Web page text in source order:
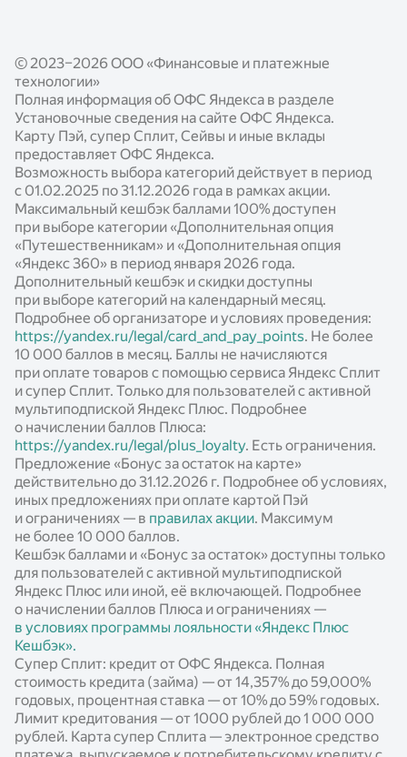
Безопасность
Подключение QR-кода
Выгода для партнёров
Готовые модули
Документация по работе с сервисами
Опыт наших партнёров
Новости
Статьи
Калькуляторы
© 2023–2026 ООО «Финансовые и платежные
технологии»
Полная информация об ОФС Яндекса в разделе
Установочные сведения на сайте ОФС Яндекса.
Карту Пэй, супер Сплит, Сейвы и иные вклады
предоставляет ОФС Яндекса.
Возможность выбора категорий действует в период
с 01.02.2025 по 31.12.2026 года в рамках акции.
Максимальный кешбэк баллами 100% доступен
при выборе категории «Дополнительная опция
«Путешественникам» и «Дополнительная опция
«Яндекс 360» в период января 2026 года.
Дополнительный кешбэк и скидки доступны
при выборе категорий на календарный месяц.
Подробнее об организаторе и условиях проведения:
https://yandex.ru/legal/card_and_pay_points. Не более
10 000 баллов в месяц. Баллы не начисляются
при оплате товаров с помощью сервиса Яндекс Сплит
и супер Сплит. Только для пользователей с активной
мультиподпиской Яндекс Плюс. Подробнее
о начислении баллов Плюса:
https://yandex.ru/legal/plus_loyalty. Есть ограничения.
Предложение «Бонус за остаток на карте»
действительно до 31.12.2026 г. Подробнее об условиях,
иных предложениях при оплате картой Пэй
и ограничениях — в правилах акции. Максимум
не более 10 000 баллов.
Кешбэк баллами и «Бонус за остаток» доступны только
для пользователей с активной мультиподпиской
Яндекс Плюс или иной, её включающей. Подробнее
о начислении баллов Плюса и ограничениях —
в условиях программы лояльности «Яндекс Плюс
Кешбэк».
Супер Сплит: кредит от ОФС Яндекса. Полная
стоимость кредита (займа) — от 14,357% до 59,000%
годовых, процентная ставка — от 10% до 59% годовых.
Лимит кредитования — от 1000 рублей до 1 000 000
рублей. Карта супер Сплита — электронное средство